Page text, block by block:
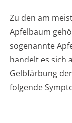
Zu den am
Apfelbaum
sogenannte
handelt es sich
Gelbfärbung
folgende